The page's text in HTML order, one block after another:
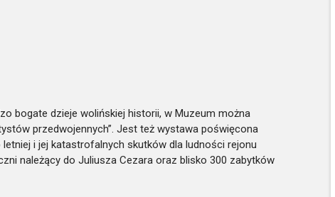
bogate dzieje wolińskiej historii, w Muzeum można
przedwojennych”. Jest też wystawa poświęcona
i jej katastrofalnych skutków dla ludności rejonu
należący do Juliusza Cezara oraz blisko 300 zabytków